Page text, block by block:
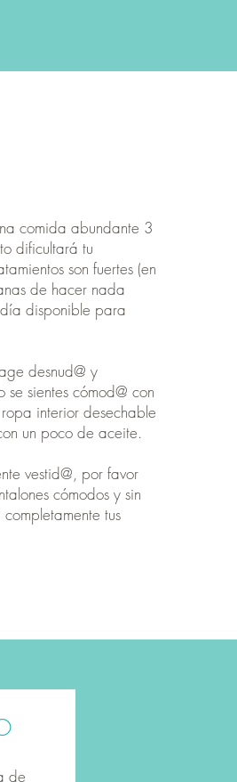
comida abundante 3
dificultará tu
son fuertes (en
de hacer nada
disponible para
desnud@ y
sientes cómod@ con
interior desechable
un poco de aceite.
vestid@, por favor
cómodos y sin
tus
de